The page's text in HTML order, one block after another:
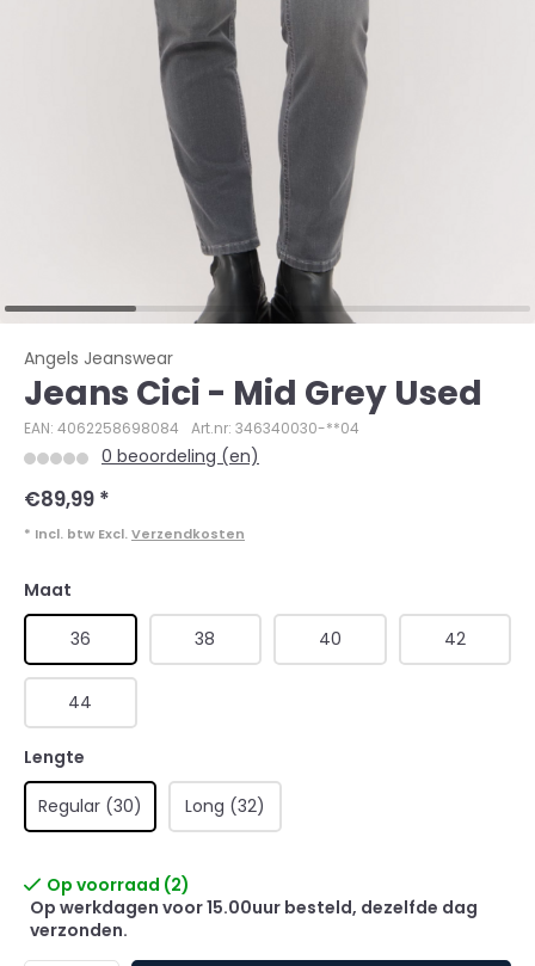
Angels Jeanswear
Jeans Cici - Mid Grey Used
EAN: 4062258698084 Art.nr: 346340030-**04
0 beoordeling (en)
€89,99 *
* Incl. btw Excl. Verzendkosten
Maat
36 38 40 42
44
Lengte
Regular (30) Long (32)
Op voorraad (2)
Op werkdagen voor 15.00uur besteld, dezelfde dag
verzonden.